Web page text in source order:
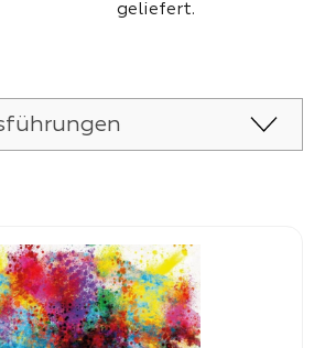
geliefert.